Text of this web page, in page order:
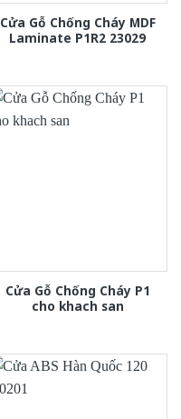
Cửa Gỗ Chống Cháy MDF
Laminate P1R2 23029
Cửa Gỗ Chống Cháy P1
cho khach san